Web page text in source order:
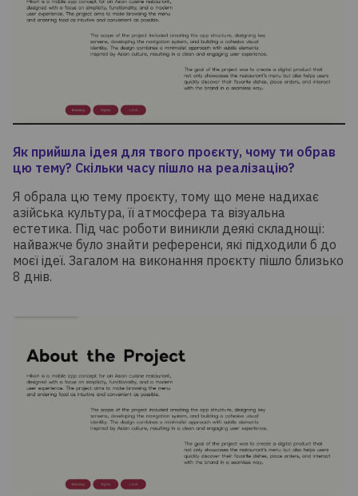
Як прийшла ідея для твого проєкту, чому ти обрав
цю тему? Скільки часу пішло на реалізацію?
Я обрала цю тему проєкту, тому що мене надихає
азійська культура, її атмосфера та візуальна
естетика. Під час роботи виникли деякі складнощі:
найважче було знайти референси, які підходили б до
моєї ідеї. Загалом на виконання проєкту пішло близько
8 днів.